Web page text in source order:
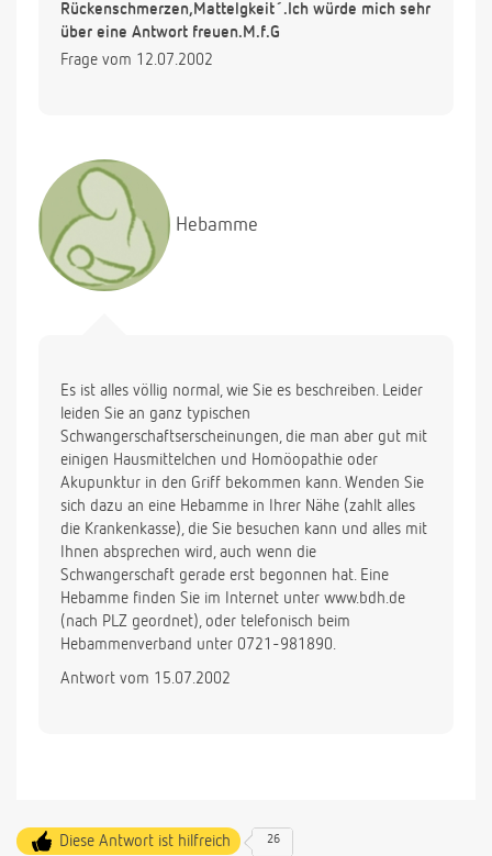
Rückenschmerzen,Mattelgkeit´.Ich würde mich sehr
über eine Antwort freuen.M.f.G
Frage vom 12.07.2002
Hebamme
Es ist alles völlig normal, wie Sie es beschreiben. Leider
leiden Sie an ganz typischen
Schwangerschaftserscheinungen, die man aber gut mit
einigen Hausmittelchen und Homöopathie oder
Akupunktur in den Griff bekommen kann. Wenden Sie
sich dazu an eine Hebamme in Ihrer Nähe (zahlt alles
die Krankenkasse), die Sie besuchen kann und alles mit
Ihnen absprechen wird, auch wenn die
Schwangerschaft gerade erst begonnen hat. Eine
Hebamme finden Sie im Internet unter www.bdh.de
(nach PLZ geordnet), oder telefonisch beim
Hebammenverband unter 0721-981890.
Antwort vom 15.07.2002
Diese Antwort ist hilfreich 26